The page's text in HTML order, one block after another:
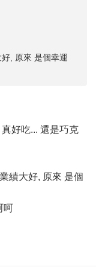
, 原來 是個幸運
好吃... 還是巧克
績大好, 原來 是個
呵